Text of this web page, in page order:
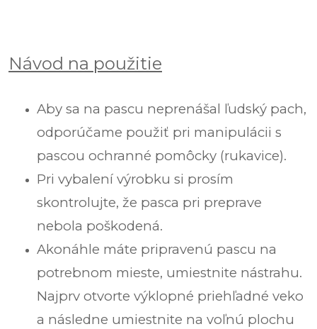
Návod na použitie
Aby sa na pascu neprenášal ľudský pach,
odporúčame použiť pri manipulácii s
pascou ochranné pomôcky (rukavice).
Pri vybalení výrobku si prosím
skontrolujte, že pasca pri preprave
nebola poškodená.
Akonáhle máte pripravenú pascu na
potrebnom mieste, umiestnite nástrahu.
Najprv otvorte výklopné priehľadné veko
a následne umiestnite na voľnú plochu